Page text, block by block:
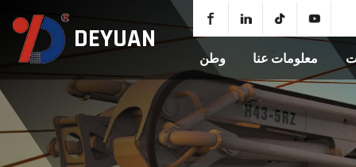
DEYUAN
وطن معلومات عنا